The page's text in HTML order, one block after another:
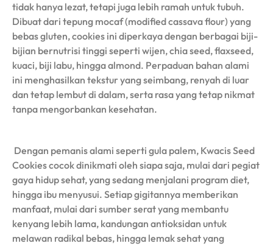
tidak hanya lezat, tetapi juga lebih ramah untuk tubuh.
Dibuat dari tepung mocaf (modified cassava flour) yang
bebas gluten, cookies ini diperkaya dengan berbagai biji-
bijian bernutrisi tinggi seperti wijen, chia seed, flaxseed,
kuaci, biji labu, hingga almond. Perpaduan bahan alami
ini menghasilkan tekstur yang seimbang, renyah di luar
dan tetap lembut di dalam, serta rasa yang tetap nikmat
tanpa mengorbankan kesehatan.
Dengan pemanis alami seperti gula palem, Kwacis Seed
Cookies cocok dinikmati oleh siapa saja, mulai dari pegiat
gaya hidup sehat, yang sedang menjalani program diet,
hingga ibu menyusui. Setiap gigitannya memberikan
manfaat, mulai dari sumber serat yang membantu
kenyang lebih lama, kandungan antioksidan untuk
melawan radikal bebas, hingga lemak sehat yang